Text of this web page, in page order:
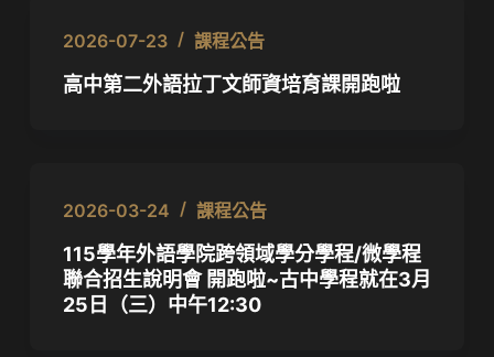
2026-07-23 課程公告
高中第二外語拉丁文師資培育課開跑啦
2026-03-24 課程公告
115學年外語學院跨領域學分學程/微學程
聯合招生說明會 開跑啦~古中學程就在3月
25日（三）中午12:30